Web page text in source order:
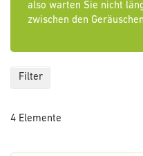
also warten Sie nicht
zwischen den
4 Elemente
Filter